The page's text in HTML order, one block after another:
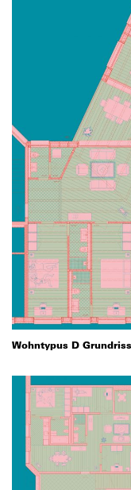
Wohntypus D Grundriss